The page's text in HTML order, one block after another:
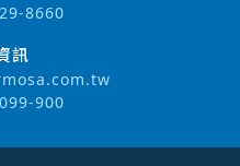
8660
訊
900